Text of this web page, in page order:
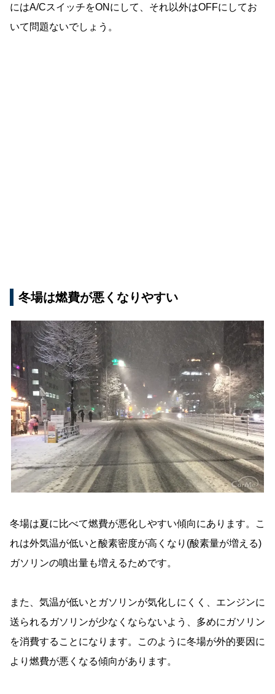
にはA/CスイッチをONにして、それ以外はOFFにしてお
いて問題ないでしょう。
冬場は燃費が悪くなりやすい
冬場は夏に比べて燃費が悪化しやすい傾向にあります。こ
れは外気温が低いと酸素密度が高くなり(酸素量が増える)
ガソリンの噴出量も増えるためです。
また、気温が低いとガソリンが気化しにくく、エンジンに
送られるガソリンが少なくならないよう、多めにガソリン
を消費することになります。このように冬場が外的要因に
より燃費が悪くなる傾向があります。